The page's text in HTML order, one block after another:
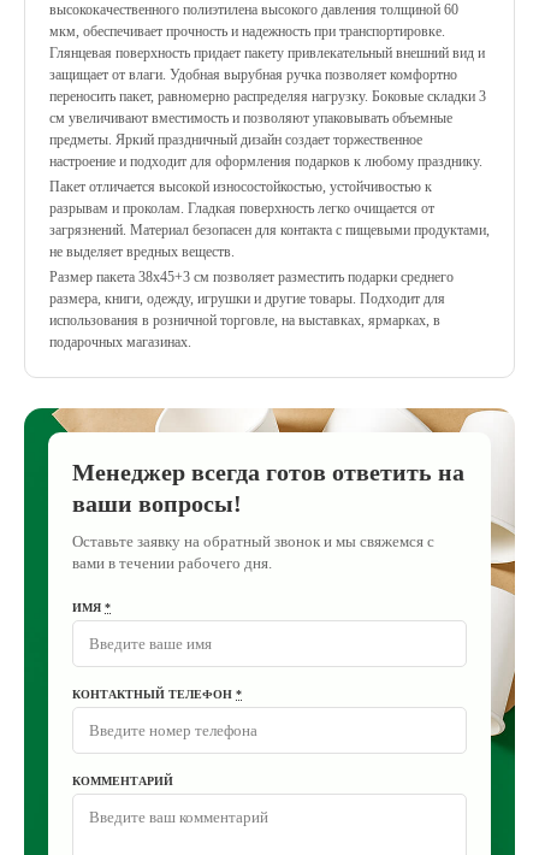
высококачественного полиэтилена высокого давления толщиной 60
мкм, обеспечивает прочность и надежность при транспортировке.
Глянцевая поверхность придает пакету привлекательный внешний вид и
защищает от влаги. Удобная вырубная ручка позволяет комфортно
переносить пакет, равномерно распределяя нагрузку. Боковые складки 3
см увеличивают вместимость и позволяют упаковывать объемные
предметы. Яркий праздничный дизайн создает торжественное
настроение и подходит для оформления подарков к любому празднику.
Пакет отличается высокой износостойкостью, устойчивостью к
разрывам и проколам. Гладкая поверхность легко очищается от
загрязнений. Материал безопасен для контакта с пищевыми продуктами,
не выделяет вредных веществ.
Размер пакета 38х45+3 см позволяет разместить подарки среднего
размера, книги, одежду, игрушки и другие товары. Подходит для
использования в розничной торговле, на выставках, ярмарках, в
подарочных магазинах.
Менеджер всегда готов ответить на
ваши вопросы!
Оставьте заявку на обратный звонок и мы свяжемся с
вами в течении рабочего дня.
ИМЯ *
КОНТАКТНЫЙ ТЕЛЕФОН *
КОММЕНТАРИЙ